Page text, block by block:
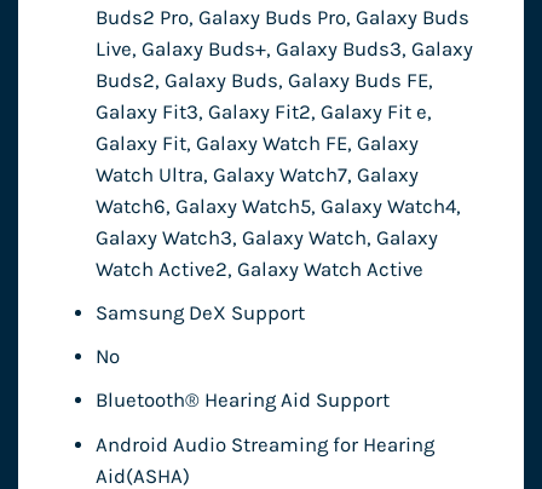
Buds2 Pro, Galaxy Buds Pro, Galaxy Buds
Live, Galaxy Buds+, Galaxy Buds3, Galaxy
Buds2, Galaxy Buds, Galaxy Buds FE,
Galaxy Fit3, Galaxy Fit2, Galaxy Fit e,
Galaxy Fit, Galaxy Watch FE, Galaxy
Watch Ultra, Galaxy Watch7, Galaxy
Watch6, Galaxy Watch5, Galaxy Watch4,
Galaxy Watch3, Galaxy Watch, Galaxy
Watch Active2, Galaxy Watch Active
Samsung DeX Support
No
Bluetooth® Hearing Aid Support
Android Audio Streaming for Hearing
Aid(ASHA)